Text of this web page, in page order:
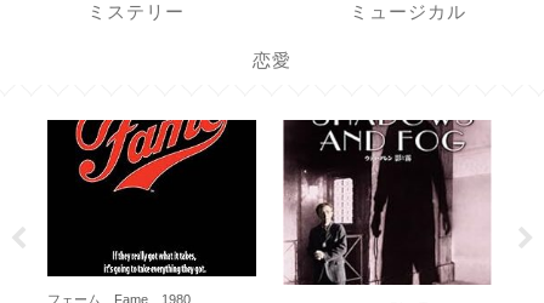
ミステリー ミュージカル
恋愛
フェーム Fame 1980